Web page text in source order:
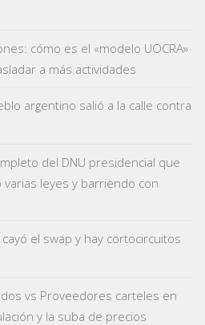
cómo es el «modelo UOCRA»
a más actividades
argentino salió a la calle contra
del DNU presidencial que
leyes y barriendo con
el swap y hay cortocircuitos
vs Proveedores carteles en
y la suba de precios